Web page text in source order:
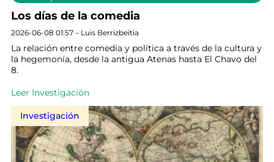
Los días de la comedia
2026-06-08 01:57 – Luis Berrizbeitia
La relación entre comedia y política a través de la cultura y
la hegemonía, desde la antigua Atenas hasta El Chavo del
8.
Leer Investigación
Investigación